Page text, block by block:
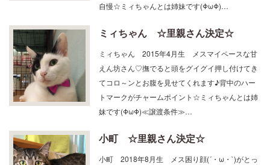
自慢☆ミィちゃんとは姉妹です(ΦωΦ)…
ミィちゃん ☆里親さん決定☆
ミィちゃん 2015年4月生 メスマイペースな甘
えん坊さん♡撫でると頭をグイグイ押し付けてき
てコロ～ンとお腹を見せてくれます♪背中のハー
トマークがチャームポイント☆ミィちゃんとは姉
妹です(ΦωΦ)≪譲渡条件≫…
小町 ☆里親さん決定☆
小町 2018年8月生 メス困り顔(´・ω・`)がとっ